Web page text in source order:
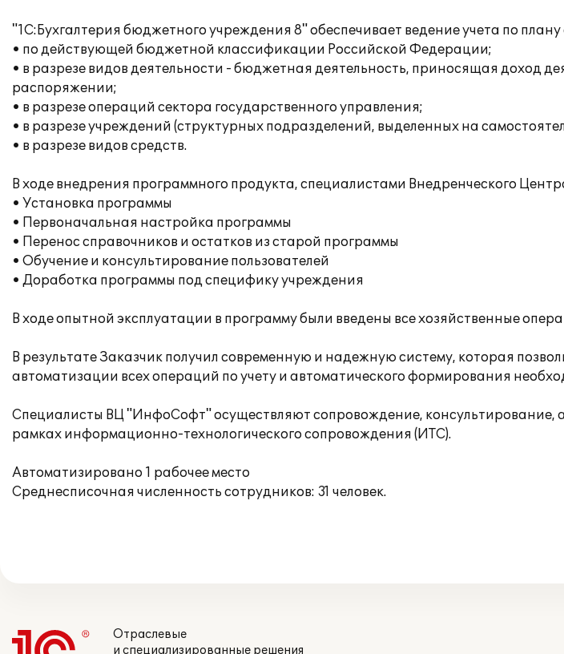
"1С:Бухгалтерия бюджетного учреждения 8" обеспечивает ведение учета по
• по действующей бюджетной классификации Российской Федерации;
• в разрезе видов деятельности - бюджетная деятельность, приносящая доход
распоряжении;
• в разрезе операций сектора государственного управления;
• в разрезе учреждений (структурных подразделений, выделенных на
• в разрезе видов средств.
В ходе внедрения программного продукта, специалистами Внедренческого
• Установка программы
• Первоначальная настройка программы
• Перенос справочников и остатков из старой программы
• Обучение и консультирование пользователей
• Доработка программы под специфику учреждения
В ходе опытной эксплуатации в программу были введены все хозяйственные
В результате Заказчик получил современную и надежную систему, которая
автоматизации всех операций по учету и автоматического формирования
Специалисты ВЦ "ИнфоСофт" осуществляют сопровождение, консультирование,
рамках информационно-технологического сопровождения (ИТС).
Автоматизировано 1 рабочее место
Среднесписочная численность сотрудников: 31 человек.
Отраслевые
и специализированные решения